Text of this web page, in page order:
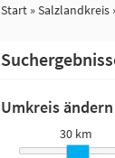
Start Salzlandkreis
Umkreis ändern
30 km